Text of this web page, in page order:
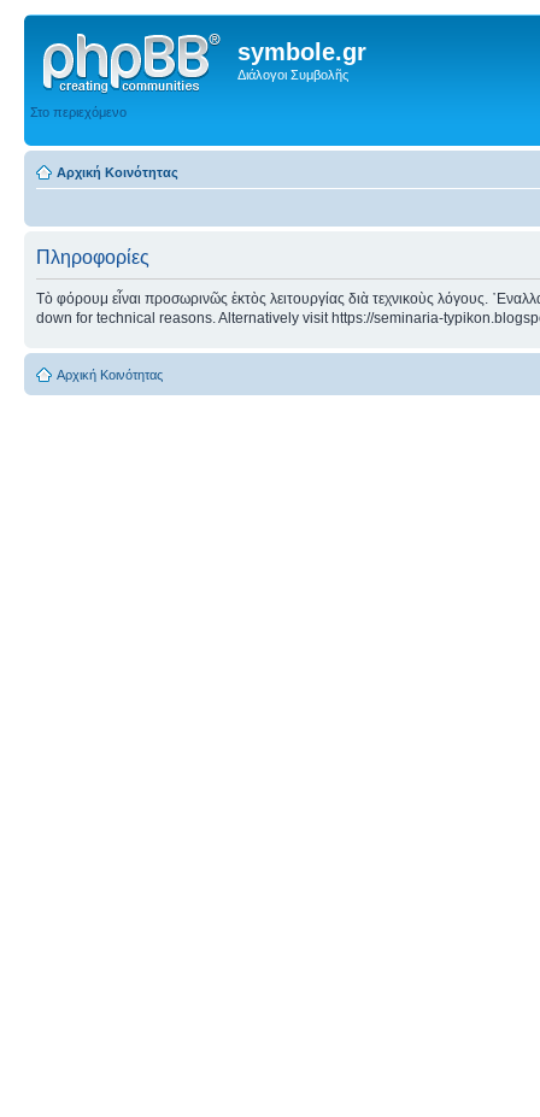
symbole.gr
Διάλογοι Συμβολῆς
Στο περιεχόμενο
Αρχική Κοινότητας
Πληροφορίες
Τὸ φόρουμ εἶναι προσωρινῶς ἐκτὸς λειτουργίας διὰ τεχνικοὺς λόγους.
down for technical reasons. Alternatively visit https://seminaria-
Αρχική Κοινότητας